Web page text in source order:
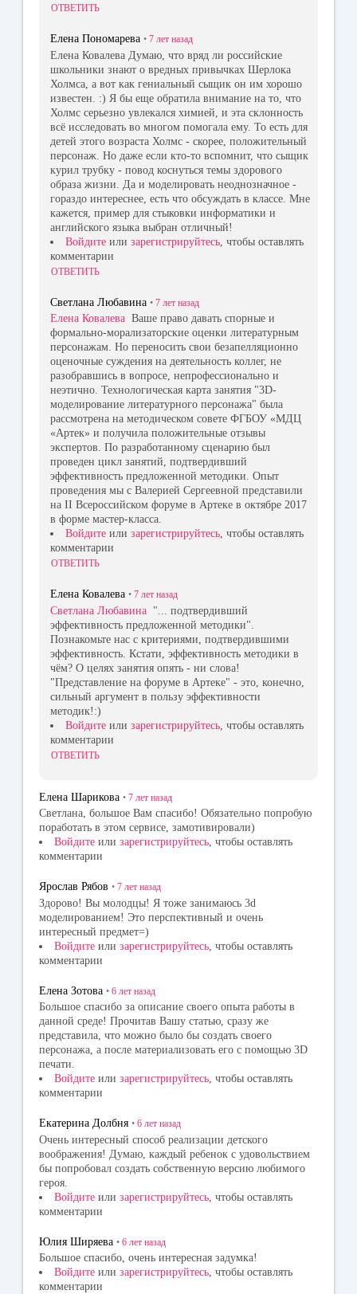
ОТВЕТИТЬ
Елена Пономарева • 7 лет назад
Елена Ковалева Думаю, что вряд ли российские
школьники знают о вредных привычках Шерлока
Холмса, а вот как гениальный сыщик он им хорошо
известен. :) Я бы еще обратила внимание на то, что
Холмс серьезно увлекался химией, и эта склонность
всё исследовать во многом помогала ему. То есть для
детей этого возраста Холмс - скорее, положительный
персонаж. Но даже если кто-то вспомнит, что сыщик
курил трубку - повод коснуться темы здорового
образа жизни. Да и моделировать неоднозначное -
гораздо интереснее, есть что обсуждать в классе. Мне
кажется, пример для стыковки информатики и
английского языка выбран отличный!
Войдите или зарегистрируйтесь , чтобы оставлять
комментарии
ОТВЕТИТЬ
Светлана Любавина • 7 лет назад
Елена Ковалева Ваше право давать спорные и
формально-морализаторские оценки литературным
персонажам. Но переносить свои безапелляционно
оценочные суждения на деятельность коллег, не
разобравшись в вопросе, непрофессионально и
неэтично. Технологическая карта занятия "3D-
моделирование литературного персонажа" была
рассмотрена на методическом совете ФГБОУ «МДЦ
«Артек» и получила положительные отзывы
экспертов. По разработанному сценарию был
проведен цикл занятий, подтвердивший
эффективность предложенной методики. Опыт
проведения мы с Валерией Сергеевной представили
на II Всероссийском форуме в Артеке в октябре 2017
в форме мастер-класса.
Войдите или зарегистрируйтесь, чтобы оставлять
комментарии
ОТВЕТИТЬ
Елена Ковалева • 7 лет назад
Светлана Любавина "... подтвердивший
эффективность предложенной методики".
Познакомьте нас с критериями, подтвердившими
эффективность. Кстати, эффективность методики в
чём? О целях занятия опять - ни слова!
"Представление на форуме в Артеке" - это, конечно,
сильный аргумент в пользу эффективности
методик!:)
Войдите или зарегистрируйтесь , чтобы оставлять
комментарии
ОТВЕТИТЬ
Елена Шарикова • 7 лет назад
Светлана, большое Вам спасибо! Обязательно попробую
поработать в этом сервисе, замотивировали)
Войдите или зарегистрируйтесь, чтобы оставлять
комментарии
Ярослав Рябов • 7 лет назад
Здорово! Вы молодцы! Я тоже занимаюсь 3d
моделированием! Это перспективный и очень
интересный предмет=)
Войдите или зарегистрируйтесь , чтобы оставлять
комментарии
Елена Зотова • 6 лет назад
Большое спасибо за описание своего опыта работы в
данной среде! Прочитав Вашу статью, сразу же
представила, что можно было бы создать своего
персонажа, а после материализовать его с помощью 3D
печати.
Войдите или зарегистрируйтесь, чтобы оставлять
комментарии
Екатерина Долбня • 6 лет назад
Очень интересный способ реализации детского
воображения! Думаю, каждый ребенок с удовольствием
бы попробовал создать собственную версию любимого
героя.
Войдите или зарегистрируйтесь , чтобы оставлять
комментарии
Юлия Ширяева • 6 лет назад
Большое спасибо, очень интересная задумка!
Войдите или зарегистрируйтесь, чтобы оставлять
комментарии